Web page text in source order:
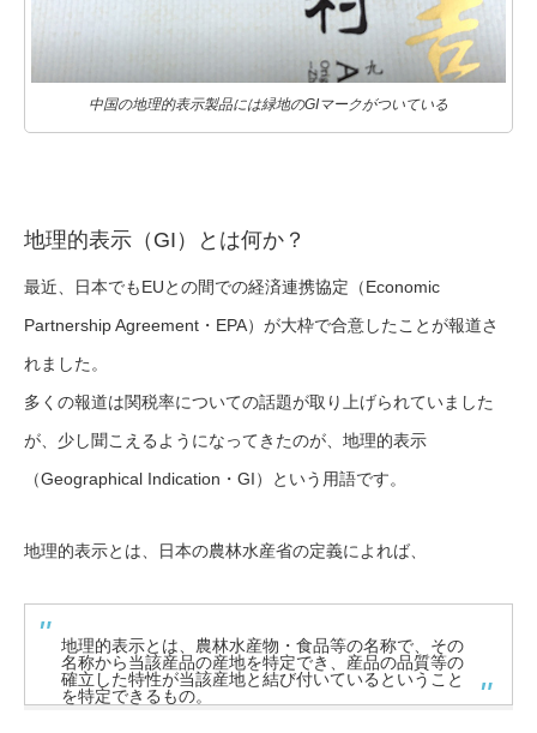
中国の地理的表示製品には緑地のGIマークがついている
地理的表示（GI）とは何か？
最近、日本でもEUとの間での経済連携協定（Economic
Partnership Agreement・ EPA）が大枠で合意したことが報道さ
れました。
多くの報道は関税率についての話題が取り上げられていました
が、少し聞こえるようになってきたのが、地理的表示
（Geographical Indication・GI）という用語です。
地理的表示とは、日本の農林水産省の定義によれば、
地理的表示とは、農林水産物・食品等の名称で、その
名称から当該産品の産地を特定でき、産品の品質等の
確立した特性が当該産地と結び付いているということ
を特定できるもの。